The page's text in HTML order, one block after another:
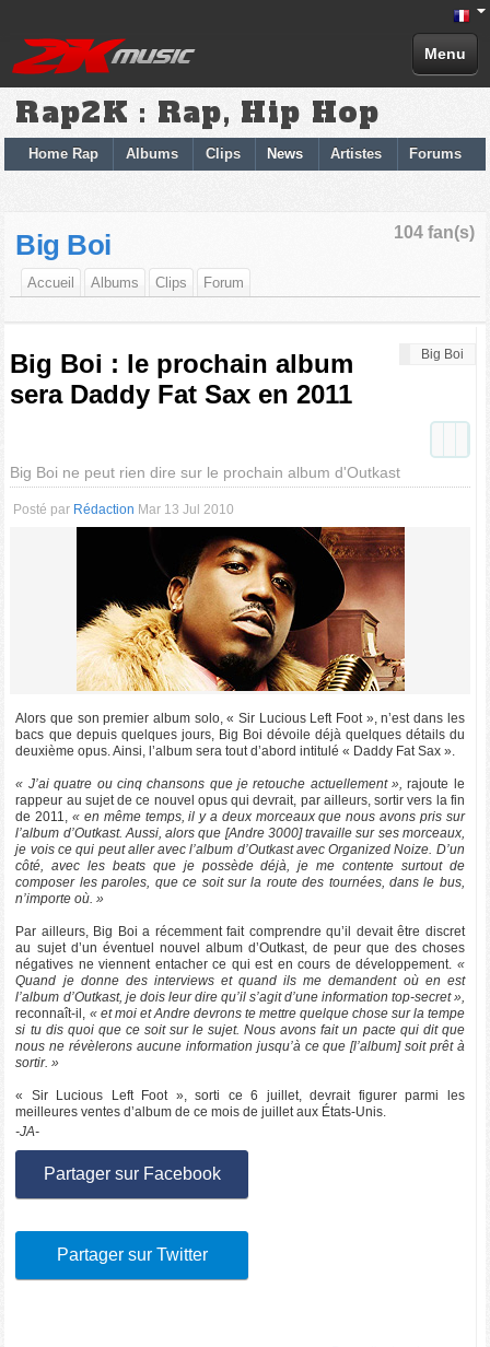
Menu
Rap2K : Rap, Hip Hop
Home Rap Albums Clips News Artistes Forums
104 fan(s)
Big Boi
Accueil Albums Clips Forum
Big Boi
Big Boi : le prochain album
sera Daddy Fat Sax en 2011
Big Boi ne peut rien dire sur le prochain album d'Outkast
Posté par Rédaction Mar 13 Jul 2010
Alors que son premier album solo, « Sir Lucious Left Foot », n’est dans les
bacs que depuis quelques jours, Big Boi dévoile déjà quelques détails du
deuxième opus. Ainsi, l’album sera tout d’abord intitulé « Daddy Fat Sax ».
« J’ai quatre ou cinq chansons que je retouche actuellement »,rajoute le
rappeur au sujet de ce nouvel opus qui devrait, par ailleurs, sortir vers la fin
de 2011, « en même temps, il y a deux morceaux que nous avons pris sur
l’album d’Outkast. Aussi, alors que [Andre 3000] travaille sur ses morceaux,
je vois ce qui peut aller avec l’album d’Outkast avec Organized Noize. D’un
côté, avec les beats que je possède déjà, je me contente surtout de
composer les paroles, que ce soit sur la route des tournées, dans le bus,
n’importe où. »
Par ailleurs, Big Boi a récemment fait comprendre qu’il devait être discret
au sujet d’un éventuel nouvel album d’Outkast, de peur que des choses
négatives ne viennent entacher ce qui est en cours de développement. «
Quand je donne des interviews et quand ils me demandent où en est
l’album d’Outkast, je dois leur dire qu’il s’agit d’une information top-secret »,
reconnaît-il, « et moi et Andre devrons te mettre quelque chose sur la tempe
si tu dis quoi que ce soit sur le sujet. Nous avons fait un pacte qui dit que
nous ne révèlerons aucune information jusqu’à ce que [l’album] soit prêt à
sortir. »
« Sir Lucious Left Foot », sorti ce 6 juillet, devrait figurer parmi les
meilleures ventes d’album de ce mois de juillet aux États-Unis.
-JA-
Partager sur Facebook
Partager sur Twitter